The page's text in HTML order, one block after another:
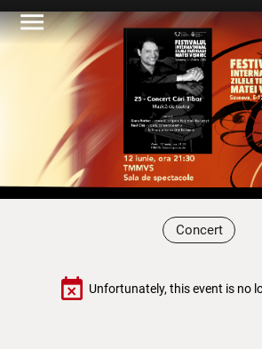
menu
Concert
event_busy Unfortunately, this event is no